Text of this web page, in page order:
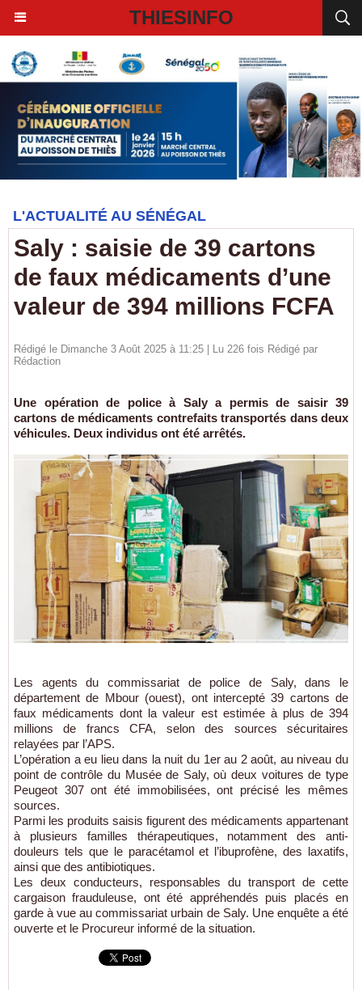
THIESINFO
L'ACTUALITÉ AU SÉNÉGAL
Saly : saisie de 39 cartons
de faux médicaments d’une
valeur de 394 millions FCFA
Rédigé le Dimanche 3 Août 2025 à 11:25 | Lu 226 fois Rédigé par
Rédaction
Une opération de police à Saly a permis de saisir 39
cartons de médicaments contrefaits transportés dans deux
véhicules. Deux individus ont été arrêtés.
Les agents du commissariat de police de Saly, dans le
département de Mbour (ouest), ont intercepté 39 cartons de
faux médicaments dont la valeur est estimée à plus de 394
millions de francs CFA, selon des sources sécuritaires
relayées par l’APS.
L’opération a eu lieu dans la nuit du 1er au 2 août, au niveau du
point de contrôle du Musée de Saly, où deux voitures de type
Peugeot 307 ont été immobilisées, ont précisé les mêmes
sources.
Parmi les produits saisis figurent des médicaments appartenant
à plusieurs familles thérapeutiques, notamment des anti-
douleurs tels que le paracétamol et l’ibuprofène, des laxatifs,
ainsi que des antibiotiques.
Les deux conducteurs, responsables du transport de cette
cargaison frauduleuse, ont été appréhendés puis placés en
garde à vue au commissariat urbain de Saly. Une enquête a été
ouverte et le Procureur informé de la situation.